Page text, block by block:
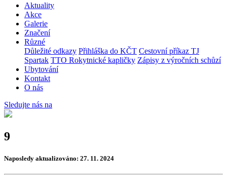
Aktuality
Akce
Galerie
Značení
Různé
Důležité odkazy Přihláška do KČT Cestovní příkaz TJ
Spartak TTO Rokytnické kapličky Zápisy z výročních schůzí
Ubytování
Kontakt
O nás
Sledujte nás na
9
Naposledy aktualizováno: 27. 11. 2024